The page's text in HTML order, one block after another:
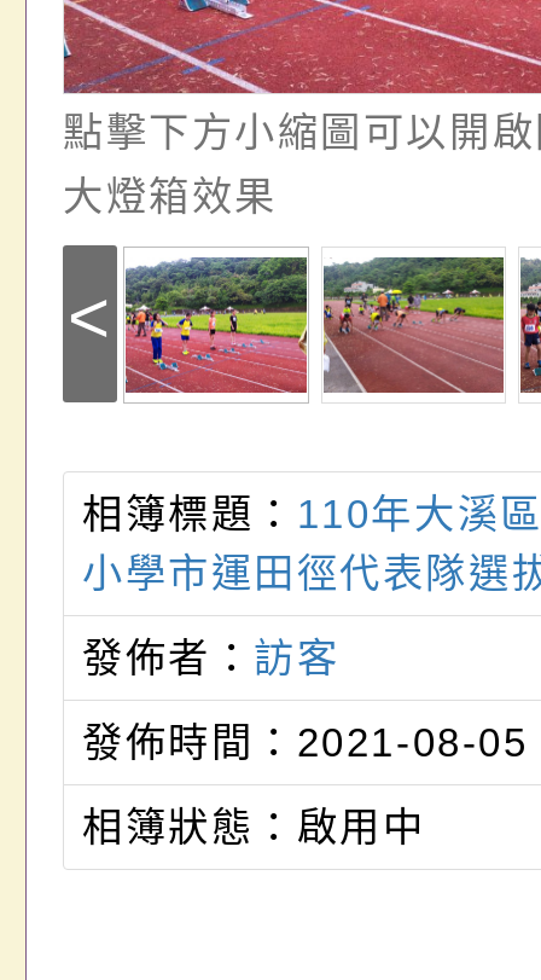
位協助鼓勵所屬同仁
關（構）、學校、民
名參加，請查照
算器」，公立學校退
亦可利用
點擊下方小縮圖可以開
大燈箱效果
<
相簿標題： 110年大溪
小學市運田徑代表隊選
發佈者： 訪客
發佈時間：2021-08-05
相簿狀態：啟用中